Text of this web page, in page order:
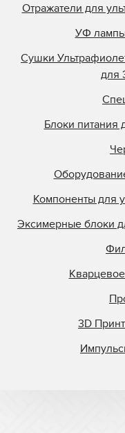
Отражатели для
УФ
Сушки
для
Блоки питания
Компоненты для
Эксимерные блоки
3D